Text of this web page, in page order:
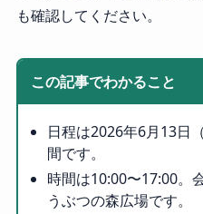
も確認してください。
この記事でわかること
日程は2026年6月13日
間です。
時間は10:00〜17:00。
うぶつの森広場です。